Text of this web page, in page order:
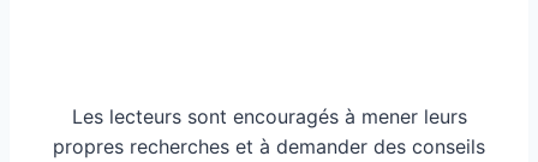
Les lecteurs sont encouragés à mener leurs
propres recherches et à demander des conseils